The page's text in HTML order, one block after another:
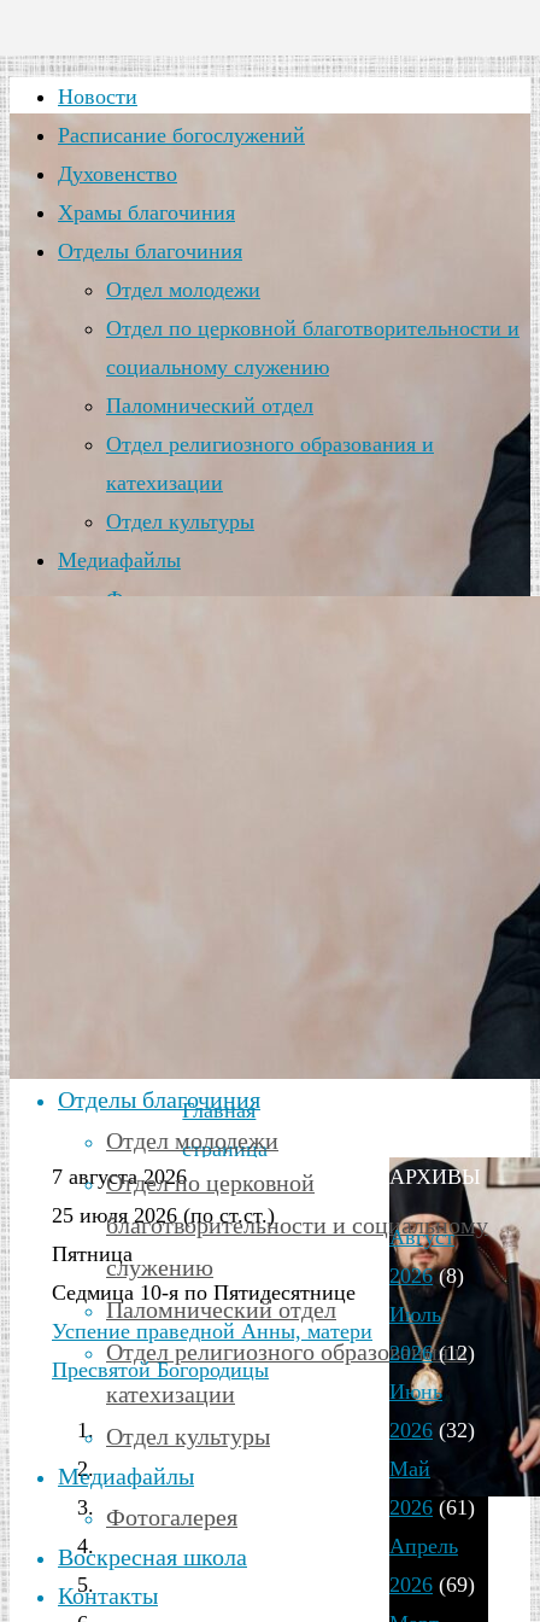
Новости
Расписание богослужений
Духовенство
Храмы благочиния
Отделы благочиния
Отдел молодежи
Отдел по церковной благотворительности и
социальному служению
Паломнический отдел
Отдел религиозного образования и
катехизации
Отдел культуры
Медиафайлы
Фотогалерея
Отделы благочиния
Отдел молодежи
Отдел по церковной
благотворительности и социальному
служению
Паломнический отдел
Отдел религиозного образования и
катехизации
Отдел культуры
Медиафайлы
Фотогалерея
Воскресная школа
Контакты
Главная
страница
новости
Обращение
епископа
Россошанского
и
Острогожского
празднования
Дня
новости
7 августа 2026
25 июля 2026 (по ст.ст.)
Пятница
Седмица 10-я по Пятидесятнице
Успение праведной Анны, матери
Пресвятой Богородицы
АРХИВЫ
Август
2026(8)
Июль
2026(12)
Июнь
2026 (32)
Май
2026 (61)
Апрель
2026 (69)